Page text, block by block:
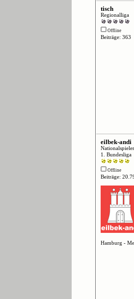
tisch
Regionalliga
Offline
Beiträge: 363
eilbek-andi
Nationalspieler
1. Bundesliga
Offline
Beiträge:
Hamburg -